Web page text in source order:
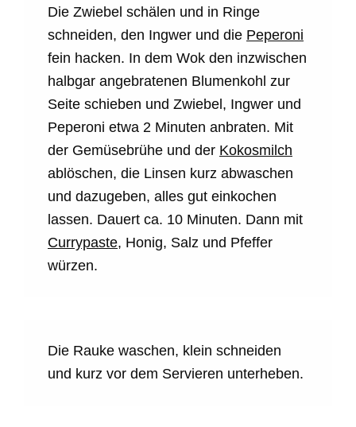
Die Zwiebel schälen und in Ringe
schneiden, den Ingwer und die Peperoni
fein hacken. In dem Wok den inzwischen
halbgar angebratenen Blumenkohl zur
Seite schieben und Zwiebel, Ingwer und
Peperoni etwa 2 Minuten anbraten. Mit
der Gemüsebrühe und der Kokosmilch
ablöschen, die Linsen kurz abwaschen
und dazugeben, alles gut einkochen
lassen. Dauert ca. 10 Minuten. Dann mit
Currypaste, Honig, Salz und Pfeffer
würzen.
Die Rauke waschen, klein schneiden
und kurz vor dem Servieren unterheben.